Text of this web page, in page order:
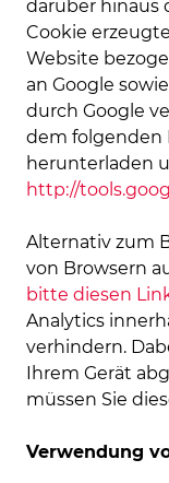
darüber hinaus
Cookie
Website
an Google
durch Google
dem folgenden
herunterladen
http://
Alternativ zum
von Browsern
bitte diesen
Analytics
verhindern.
Ihrem Gerät
müssen Sie
Verwendung